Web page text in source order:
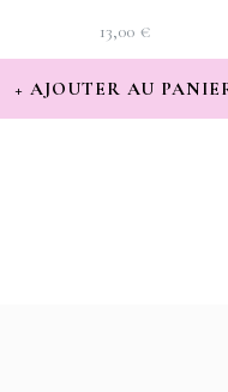
13,00 €
AJOUTER AU